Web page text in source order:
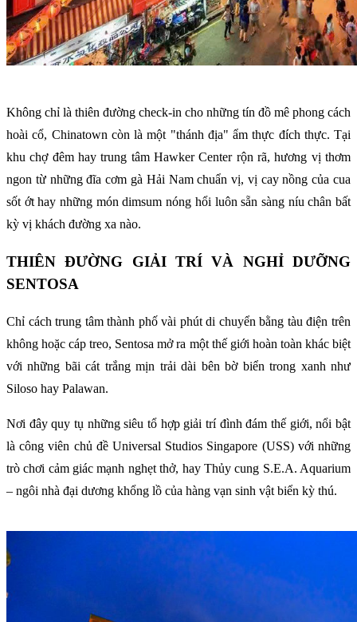
Không chỉ là thiên đường check-in cho những tín đồ mê phong cách
hoài cổ, Chinatown còn là một "thánh địa" ẩm thực đích thực. Tại
khu chợ đêm hay trung tâm Hawker Center rộn rã, hương vị thơm
ngon từ những đĩa cơm gà Hải Nam chuẩn vị, vị cay nồng của cua
sốt ớt hay những món dimsum nóng hổi luôn sẵn sàng níu chân bất
kỳ vị khách đường xa nào.
THIÊN ĐƯỜNG GIẢI TRÍ VÀ NGHỈ DƯỠNG
SENTOSA
Chỉ cách trung tâm thành phố vài phút di chuyển bằng tàu điện trên
không hoặc cáp treo, Sentosa mở ra một thế giới hoàn toàn khác biệt
với những bãi cát trắng mịn trải dài bên bờ biển trong xanh như
Siloso hay Palawan.
Nơi đây quy tụ những siêu tổ hợp giải trí đình đám thế giới, nổi bật
là công viên chủ đề Universal Studios Singapore (USS) với những
trò chơi cảm giác mạnh nghẹt thở, hay Thủy cung S.E.A. Aquarium
– ngôi nhà đại dương khổng lồ của hàng vạn sinh vật biển kỳ thú.